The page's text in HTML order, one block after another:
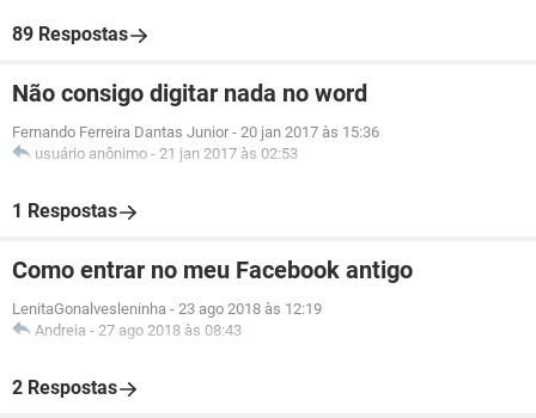
89 Respostas
Não consigo digitar nada no word
Fernando Ferreira Dantas Junior - 20 jan 2017 às 15:36
usuário anônimo - 21 jan 2017 às 02:53
1 Respostas
Como entrar no meu Facebook antigo
LenitaGonalvesleninha - 23 ago 2018 às 12:19
Andreia - 27 ago 2018 às 08:43
2 Respostas